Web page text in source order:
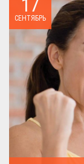
17
СЕНТЯБРЬ